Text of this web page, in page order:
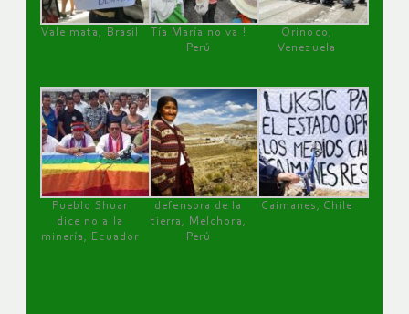
Vale mata, Brasil
Tía María no va !
Perú
Orinoco,
Venezuela
Pueblo Shuar
dice no a la
minería, Ecuador
defensora de la
tierra, Melchora,
Perú
Caimanes, Chile